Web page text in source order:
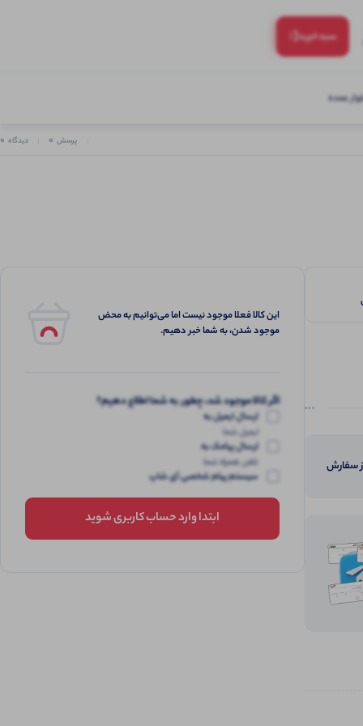
سبد‌خرید(:
عمده
پرسش 0 دیدگاه 0
سفارش
این کالا فعلا موجود نیست اما می‌توانیم به محض
موجود شدن، به شما خبر دهیم.
اگر کالا موجود شد، چطور به شما اطلاع دهیم؟
ارسال ایمیل به
ایمیل شما
ارسال پیامک به
تلفن همراه شما
سیستم پیام شخصی آی شاپ
ابتدا وارد حساب کاربری شوید